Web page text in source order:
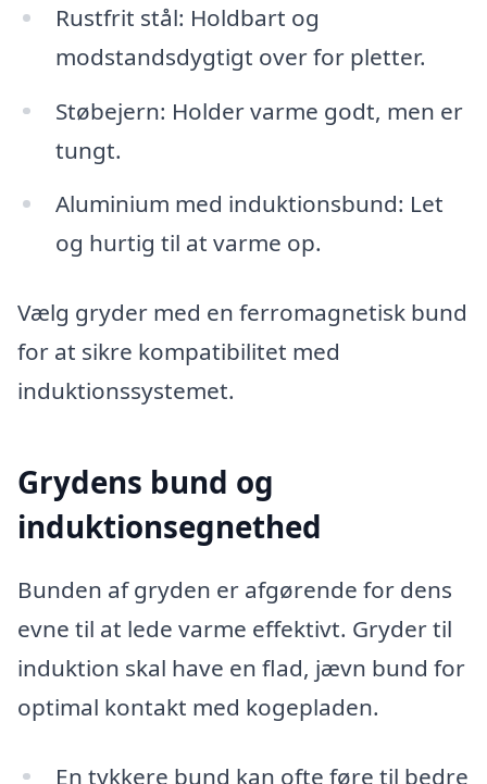
Rustfrit stål: Holdbart og
modstandsdygtigt over for pletter.
Støbejern: Holder varme godt, men er
tungt.
Aluminium med induktionsbund: Let
og hurtig til at varme op.
Vælg gryder med en ferromagnetisk bund
for at sikre kompatibilitet med
induktionssystemet.
Grydens bund og
induktionsegnethed
Bunden af gryden er afgørende for dens
evne til at lede varme effektivt. Gryder til
induktion skal have en flad, jævn bund for
optimal kontakt med kogepladen.
En tykkere bund kan ofte føre til bedre